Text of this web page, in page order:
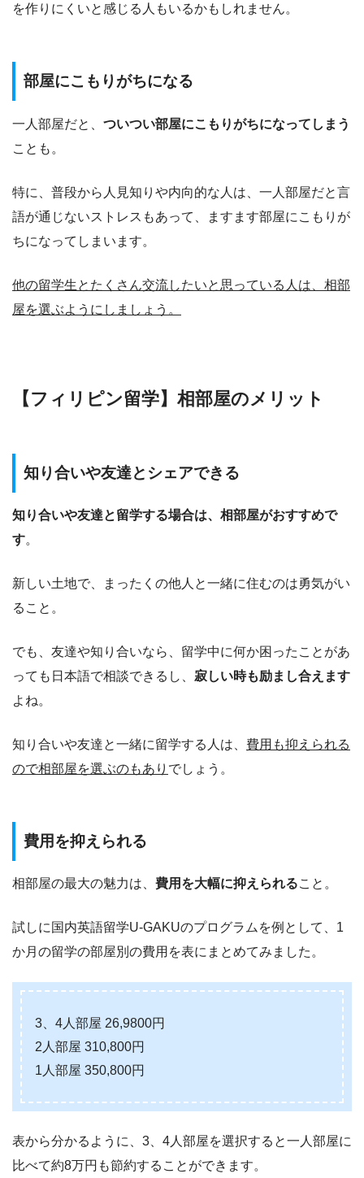
を作りにくいと感じる人もいるかもしれません。
部屋にこもりがちになる
一人部屋だと、 ついつい部屋にこもりがちになってしまう
ことも。
特に、普段から人見知りや内向的な人は、一人部屋だと言
語が通じないストレスもあって、ますます部屋にこもりが
ちになってしまいます。
他の留学生とたくさん交流したいと思っている人は、相部
屋を選ぶようにしましょう。
【フィリピン留学】相部屋のメリット
知り合いや友達とシェアできる
知り合いや友達と留学する場合は、相部屋がおすすめで
す。
新しい土地で、まったくの他人と一緒に住むのは勇気がい
ること。
でも、友達や知り合いなら、留学中に何か困ったことがあ
っても日本語で相談できるし、 寂しい時も励まし合えます
よね。
知り合いや友達と一緒に留学する人は、 費用も抑えられる
ので相部屋を選ぶのもあり でしょう。
費用を抑えられる
相部屋の最大の魅力は、 費用を大幅に抑えられること。
試しに国内英語留学U-GAKUのプログラムを例として、1
か月の留学の部屋別の費用を表にまとめてみました。
3、4人部屋 26,9800円
2人部屋 310,800円
1人部屋 350,800円
表から分かるように、3、4人部屋を選択すると一人部屋に
比べて約8万円も節約することができます。